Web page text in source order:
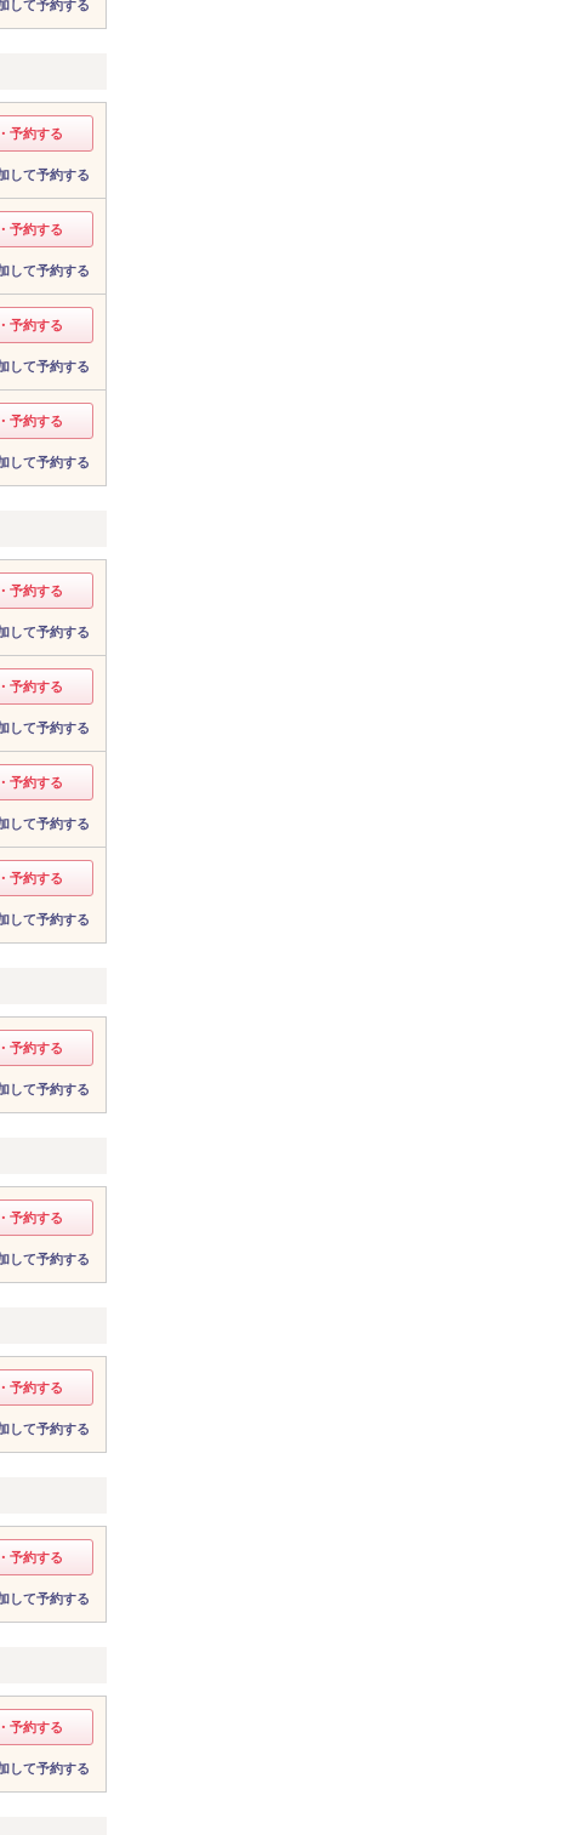
して予約する
予約する
して予約する
予約する
して予約する
予約する
して予約する
予約する
して予約する
予約する
して予約する
予約する
して予約する
予約する
して予約する
予約する
して予約する
予約する
して予約する
予約する
して予約する
予約する
して予約する
予約する
して予約する
予約する
して予約する